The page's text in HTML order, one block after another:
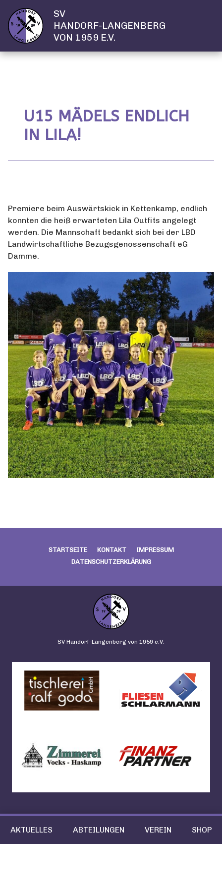
SV
HANDORF-LANGENBERG
VON 1959 E.V.
AKTUELLES ABTEILUNGEN VEREIN SHOP
U15 MÄDELS ENDLICH
IN LILA!
Premiere beim Auswärtskick in Kettenkamp, endlich
konnten die heiß erwarteten Lila Outfits angelegt
werden. Die Mannschaft bedankt sich bei der LBD
Landwirtschaftliche Bezugsgenossenschaft eG
Damme.
STARTSEITE KONTAKT
IMPRESSUM
DATENSCHUTZERKLÄRUNG
SV Handorf-Langenberg von 1959 e.V.